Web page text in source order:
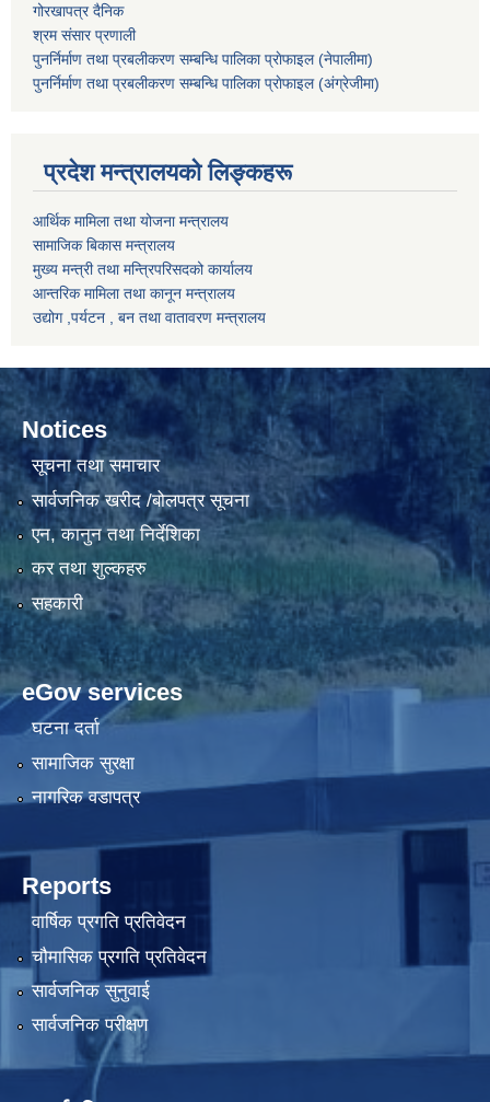
गोरखापत्र दैनिक
श्रम संसार प्रणाली
पुनर्निर्माण तथा प्रबलीकरण सम्बन्धि पालिका प्राेफाइल (नेपालीमा)
पुनर्निर्माण तथा प्रबलीकरण सम्बन्धि पालिका प्राेफाइल(अंग्रेजीमा)
प्रदेश मन्त्रालयको लिङ्कहरू
आर्थिक मामिला तथा योजना मन्त्रालय
सामाजिक बिकास मन्त्रालय
मुख्य मन्त्री तथा मन्त्रिपरिसदको कार्यालय
आन्तरिक मामिला तथा कानून मन्त्रालय
उद्योग ,पर्यटन , बन तथा वातावरण मन्त्रालय
Notices
सूचना तथा समाचार
सार्वजनिक खरीद /बोलपत्र सूचना
एन, कानुन तथा निर्देशिका
कर तथा शुल्कहरु
सहकारी
eGov services
घटना दर्ता
सामाजिक सुरक्षा
नागरिक वडापत्र
Reports
वार्षिक प्रगति प्रतिवेदन
चौमासिक प्रगति प्रतिवेदन
सार्वजनिक सुनुवाई
सार्वजनिक परीक्षण